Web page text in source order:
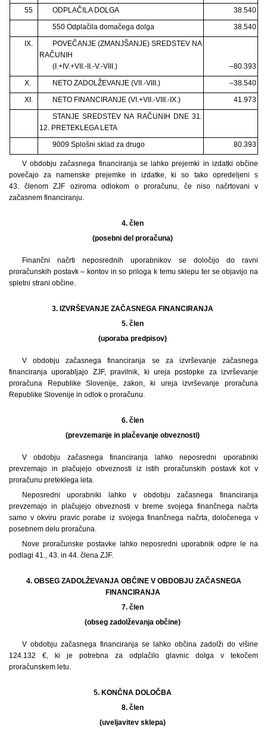
55
ODPLAČILA DOLGA
38.540
550 Odplačila domačega dolga
38.540
IX.
POVEČANJE (ZMANJŠANJE) SREDSTEV NA
RAČUNIH
(I.+IV.+VII.-II.-V.-VIII.)
–80.393
X.
NETO ZADOLŽEVANJE (VII.-VIII.)
–38.540
XI.
NETO FINANCIRANJE (VI.+VII.-VIII.-IX.)
41.973
STANJE SREDSTEV NA RAČUNIH DNE 31.
12. PRETEKLEGA LETA
9009 Splošni sklad za drugo
80.393
V obdobju začasnega financiranja se lahko prejemki in izdatki občine
povečajo za namenske prejemke in izdatke, ki so tako opredeljeni s
43. členom ZJF oziroma odlokom o proračunu, če niso načrtovani v
začasnem financiranju.
4. člen
(posebni del proračuna)
Finančni načrti neposrednih uporabnikov se določijo do ravni
proračunskih postavk – kontov in so priloga k temu sklepu ter se objavijo na
spletni strani občine.
3. IZVRŠEVANJE ZAČASNEGA FINANCIRANJA
5. člen
(uporaba predpisov)
V obdobju začasnega financiranja se za izvrševanje začasnega
financiranja uporabljajo ZJF, pravilnik, ki ureja postopke za izvrševanje
proračuna Republike Slovenije, zakon, ki ureja izvrševanje proračuna
Republike Slovenije in odlok o proračunu.
6. člen
(prevzemanje in plačevanje obveznosti)
V obdobju začasnega financiranja lahko neposredni uporabniki
prevzemajo in plačujejo obveznosti iz istih proračunskih postavk kot v
proračunu preteklega leta.
Neposredni uporabniki lahko v obdobju začasnega financiranja
prevzemajo in plačujejo obveznosti v breme svojega finančnega načrta
samo v okviru pravic porabe iz svojega finančnega načrta, določenega v
posebnem delu proračuna.
Nove proračunske postavke lahko neposredni uporabnik odpre le na
podlagi 41., 43. in 44. člena ZJF.
4. OBSEG ZADOLŽEVANJA OBČINE V OBDOBJU ZAČASNEGA
FINANCIRANJA
7. člen
(obseg zadolževanja občine)
V obdobju začasnega financiranja se lahko občina zadolži do višine
124.132 €, ki je potrebna za odplačilo glavnic dolga v tekočem
proračunskem letu.
5. KONČNA DOLOČBA
8. člen
(uveljavitev sklepa)